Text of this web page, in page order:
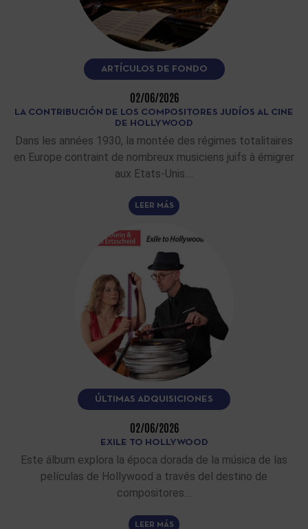
ARTÍCULOS DE FONDO
02/06/2026
LA CONTRIBUCIÓN DE LOS COMPOSITORES JUDÍOS AL CINE
DE HOLLYWOOD
Dans les années 1930, la montée des régimes totalitaires
en Europe contraint de nombreux musiciens juifs à émigrer
aux Etats-Unis.…
LEER MÁS
ÚLTIMAS ADQUISICIONES
02/06/2026
EXILE TO HOLLYWOOD
Este álbum explora la época dorada de la música de las
películas de Hollywood a través del destino de
compositores…
LEER MÁS